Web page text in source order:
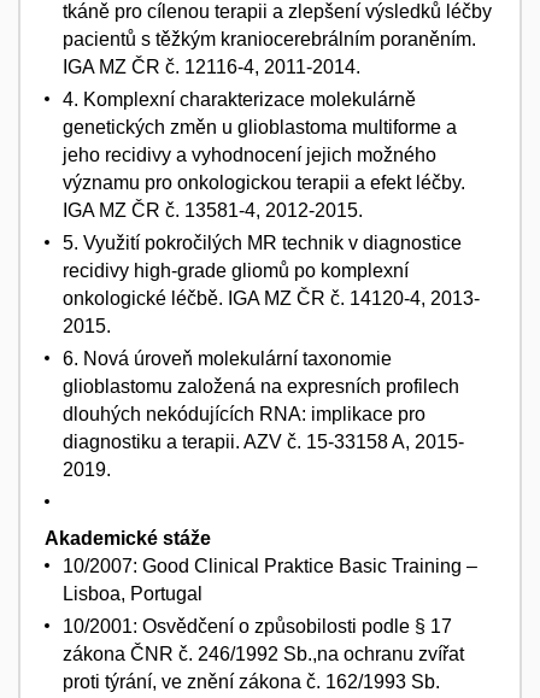
tkáně pro cílenou terapii a zlepšení výsledků léčby
pacientů s těžkým kraniocerebrálním poraněním.
IGA MZ ČR č. 12116-4, 2011-2014.
4. Komplexní charakterizace molekulárně
genetických změn u glioblastoma multiforme a
jeho recidivy a vyhodnocení jejich možného
významu pro onkologickou terapii a efekt léčby.
IGA MZ ČR č. 13581-4, 2012-2015.
5. Využití pokročilých MR technik v diagnostice
recidivy high-grade gliomů po komplexní
onkologické léčbě. IGA MZ ČR č. 14120-4, 2013-
2015.
6. Nová úroveň molekulární taxonomie
glioblastomu založená na expresních profilech
dlouhých nekódujících RNA: implikace pro
diagnostiku a terapii. AZV č. 15-33158 A, 2015-
2019.
Akademické stáže
10/2007: Good Clinical Praktice Basic Training –
Lisboa, Portugal
10/2001: Osvědčení o způsobilosti podle § 17
zákona ČNR č. 246/1992 Sb.,na ochranu zvířat
proti týrání, ve znění zákona č. 162/1993 Sb.